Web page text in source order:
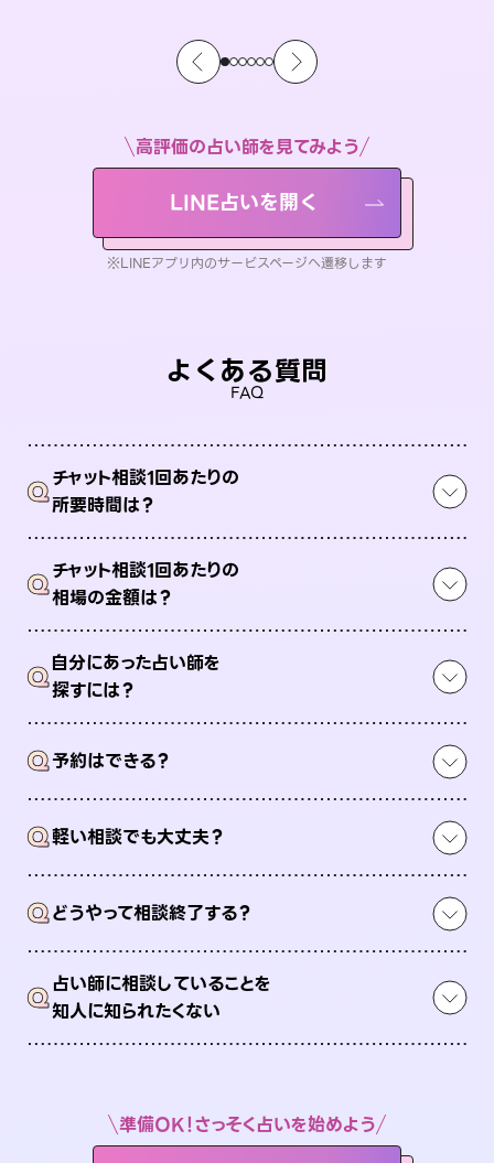
高評価の占い師を見てみよう
LINE占いを開く
※LINEアプリ内のサービスページへ遷移します
よくある質問
FAQ
Qチャット相談1回あたりの
所要時間は？
Qチャット相談1回あたりの
相場の金額は？
Q自分にあった占い師を
探すには？
Q予約はできる？
Q軽い相談でも大丈夫？
Qどうやって相談終了する？
Q占い師に相談していることを
知人に知られたくない
準備OK！さっそく占いを始めよう